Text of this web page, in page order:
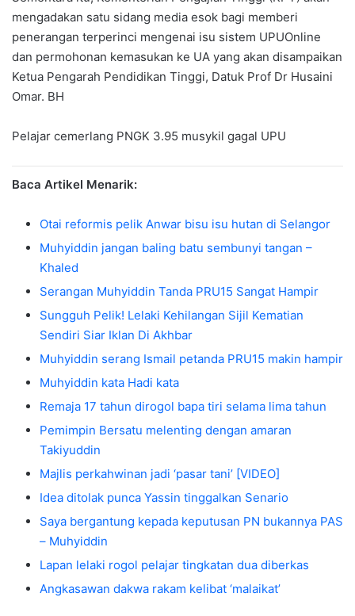
mengadakan satu sidang media esok bagi memberi
penerangan terperinci mengenai isu sistem UPUOnline
dan permohonan kemasukan ke UA yang akan disampaikan
Ketua Pengarah Pendidikan Tinggi, Datuk Prof Dr Husaini
Omar. BH
Pelajar cemerlang PNGK 3.95 musykil gagal UPU
Baca Artikel Menarik:
Otai reformis pelik Anwar bisu isu hutan di Selangor
Muhyiddin jangan baling batu sembunyi tangan –
Khaled
Serangan Muhyiddin Tanda PRU15 Sangat Hampir
Sungguh Pelik! Lelaki Kehilangan Sijil Kematian
Sendiri Siar Iklan Di Akhbar
Muhyiddin serang Ismail petanda PRU15 makin hampir
Muhyiddin kata Hadi kata
Remaja 17 tahun dirogol bapa tiri selama lima tahun
Pemimpin Bersatu melenting dengan amaran
Takiyuddin
Majlis perkahwinan jadi ‘pasar tani’ [VIDEO]
Idea ditolak punca Yassin tinggalkan Senario
Saya bergantung kepada keputusan PN bukannya PAS
– Muhyiddin
Lapan lelaki rogol pelajar tingkatan dua diberkas
Angkasawan dakwa rakam kelibat ‘malaikat’